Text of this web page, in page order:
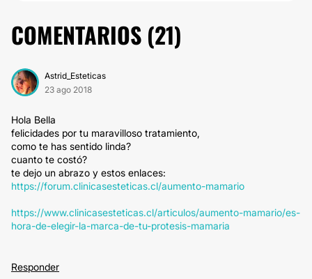
COMENTARIOS (21)
Astrid_Esteticas
23 ago 2018
Hola Bella
felicidades por tu maravilloso tratamiento,
como te has sentido linda?
cuanto te costó?
te dejo un abrazo y estos enlaces:
https://forum.clinicasesteticas.cl/aumento-mamario
https://www.clinicasesteticas.cl/articulos/aumento-mamario/es-
hora-de-elegir-la-marca-de-tu-protesis-mamaria
Responder